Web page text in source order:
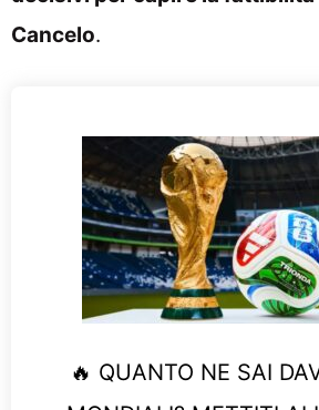
Cancelo.
🔥 QUANTO NE SAI